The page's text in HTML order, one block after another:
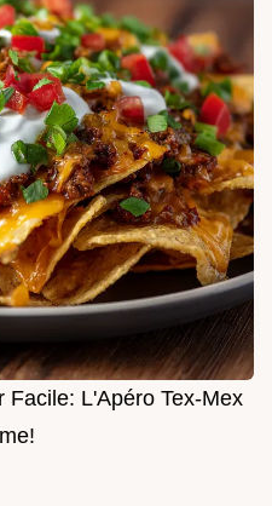
Facile: L'Apéro Tex-Mex